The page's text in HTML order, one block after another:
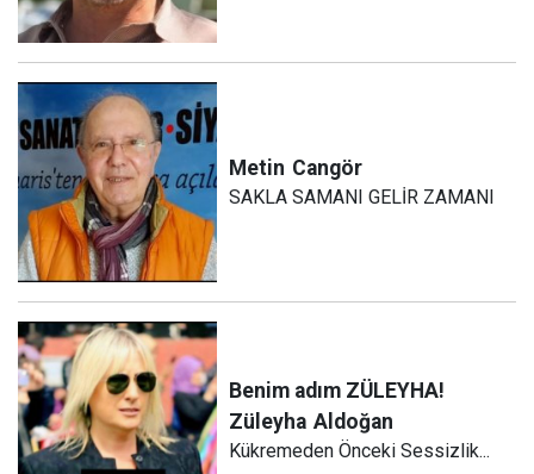
Metin Cangör
SAKLA SAMANI GELİR ZAMANI
Benim adım ZÜLEYHA!
Züleyha Aldoğan
Kükremeden Önceki Sessizlik...